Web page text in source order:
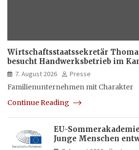
Wirtschaftsstaatssekretär
besucht Handwerksbetrieb im
Freiburg
7. August 2026
Presse
Familienunternehmen mit Charakter
Continue Reading
EU-
Junge Menschen
Europas Zukunft